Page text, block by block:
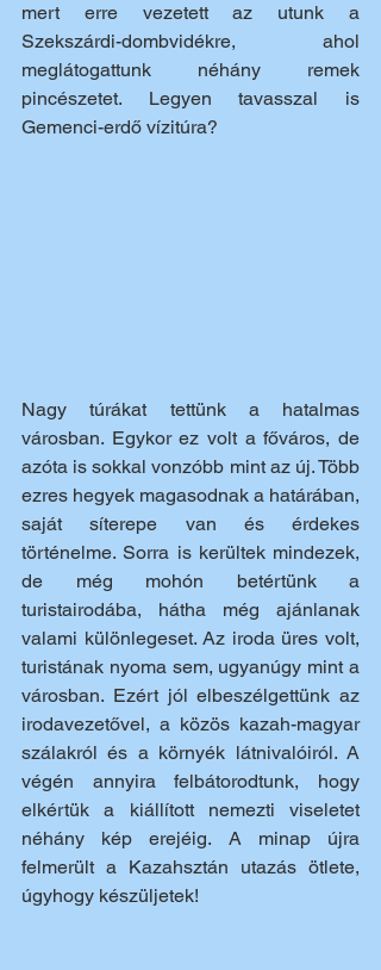
mert erre vezetett az utunk a
Szekszárdi-dombvidékre, ahol
meglátogattunk néhány remek
pincészetet. Legyen tavasszal is
Gemenci-erdő vízitúra?
Nagy túrákat tettünk a hatalmas
városban. Egykor ez volt a főváros, de
azóta is sokkal vonzóbb mint az új. Több
ezres hegyek magasodnak a határában,
saját síterepe van és érdekes
történelme. Sorra is kerültek mindezek,
de még mohón betértünk a
turistairodába, hátha még ajánlanak
valami különlegeset. Az iroda üres volt,
turistának nyoma sem, ugyanúgy mint a
városban. Ezért jól elbeszélgettünk az
irodavezetővel, a közös kazah-magyar
szálakról és a környék látnivalóiról. A
végén annyira felbátorodtunk, hogy
elkértük a kiállított nemezti viseletet
néhány kép erejéig. A minap újra
felmerült a Kazahsztán utazás ötlete,
úgyhogy készüljetek!